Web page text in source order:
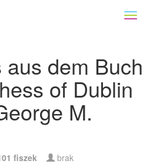
dem Buch
of Dublin
M.
fiszek brak